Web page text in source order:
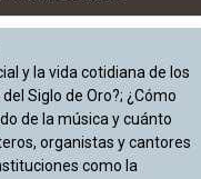
y la vida cotidiana de los
Siglo de Oro?; ¿Cómo
de la música y cuánto
organistas y cantores
como la